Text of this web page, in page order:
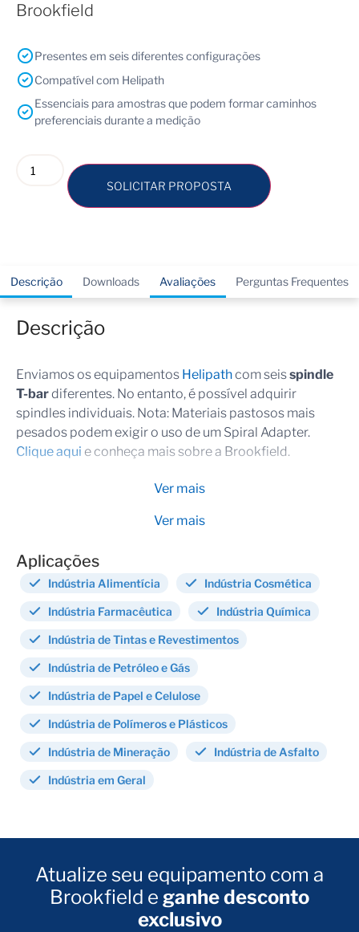
Brookfield
Presentes em seis diferentes configurações
Compatível com Helipath
Essenciais para amostras que podem formar caminhos
preferenciais durante a medição
SOLICITAR PROPOSTA
Descrição Downloads Avaliações Perguntas Frequentes
Descrição
Enviamos os equipamentos Helipathcom seisspindle
T-bardiferentes. No entanto, é possível adquirir
spindles individuais. Nota: Materiais pastosos mais
pesados podem exigir o uso de um Spiral Adapter.
Clique aqui e conheça mais sobre a Brookfield.
Ver mais
Ver mais
Aplicações
Indústria Alimentícia Indústria Cosmética
Indústria Farmacêutica Indústria Química
Indústria de Tintas e Revestimentos
Indústria de Petróleo e Gás
Indústria de Papel e Celulose
Indústria de Polímeros e Plásticos
Indústria de Mineração Indústria de Asfalto
Indústria em Geral
Atualize seu equipamento com a
Brookfield e ganhe desconto
exclusivo